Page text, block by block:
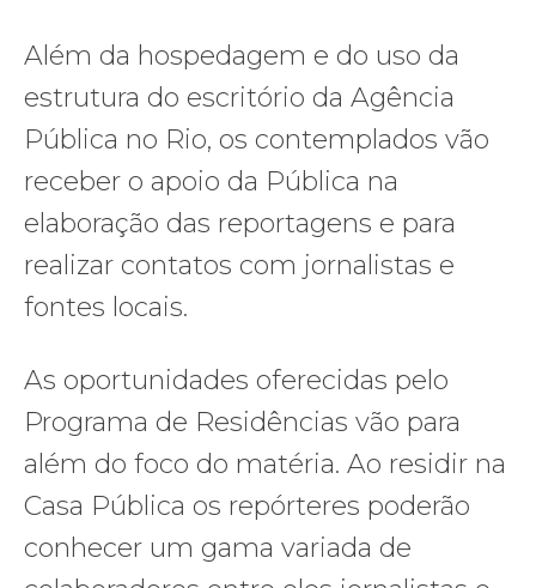
Além da hospedagem e do uso da
estrutura do escritório da Agência
Pública no Rio, os contemplados vão
receber o apoio da Pública na
elaboração das reportagens e para
realizar contatos com jornalistas e
fontes locais.
As oportunidades oferecidas pelo
Programa de Residências vão para
além do foco do matéria. Ao residir na
Casa Pública os repórteres poderão
conhecer um gama variada de